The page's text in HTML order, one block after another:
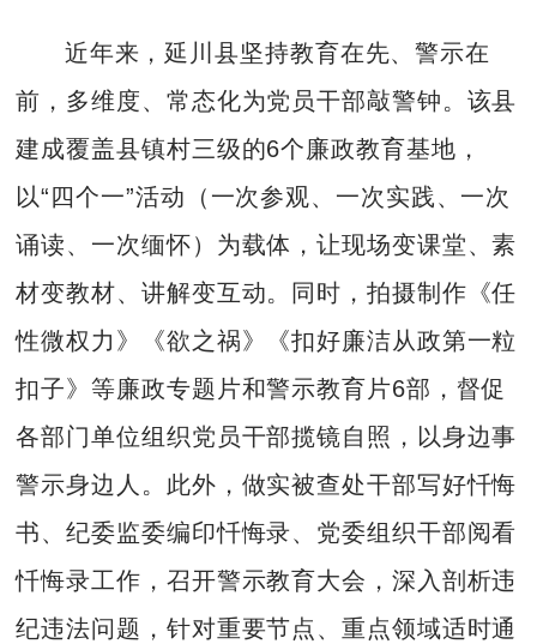
近年来，延川县坚持教育在先、警示在
前，多维度、常态化为党员干部敲警钟。该县
建成覆盖县镇村三级的6个廉政教育基地，
以“四个一”活动（一次参观、一次实践、一次
诵读、一次缅怀）为载体，让现场变课堂、素
材变教材、讲解变互动。同时，拍摄制作《任
性微权力》《欲之祸》《扣好廉洁从政第一粒
扣子》等廉政专题片和警示教育片6部，督促
各部门单位组织党员干部揽镜自照，以身边事
警示身边人。此外，做实被查处干部写好忏悔
书、纪委监委编印忏悔录、党委组织干部阅看
忏悔录工作，召开警示教育大会，深入剖析违
纪违法问题，针对重要节点、重点领域适时通